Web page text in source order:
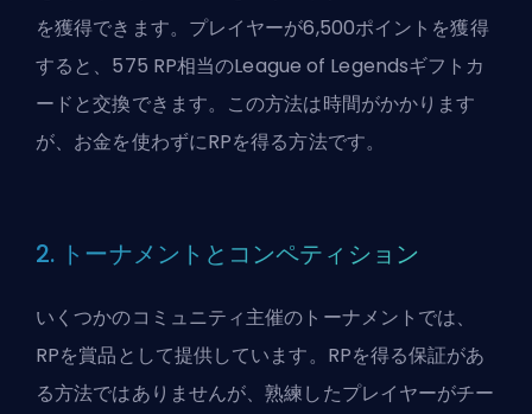
を獲得できます。プレイヤーが6,500ポイントを獲得
すると、575 RP相当のLeague of Legendsギフトカ
ードと交換できます。この方法は時間がかかります
が、お金を使わずにRPを得る方法です。
2. トーナメントとコンペティション
いくつかのコミュニティ主催のトーナメントでは、
RPを賞品として提供しています。RPを得る保証があ
る方法ではありませんが、熟練したプレイヤーがチー